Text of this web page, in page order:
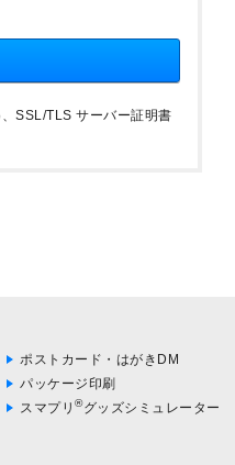
SSL/TLS サーバー証明書
ポストカード・はがきDM
パッケージ印刷
スマプリ ®グッズシミュレーター